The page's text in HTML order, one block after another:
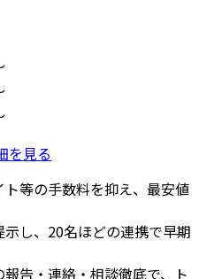
を見る
等の手数料を抑え、最安値
し、20名ほどの連携で早期
告・連絡・相談徹底で、ト